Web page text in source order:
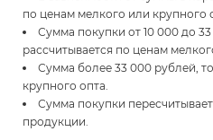
по ценам мелкого или крупного
Сумма покупки от 10 000 до
рассчитывается по ценам
Сумма более 33 000 рублей,
крупного опта.
Сумма покупки
продукции.